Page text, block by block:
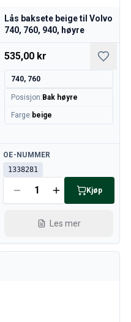
Lås baksete beige til Volvo
740, 760, 940, høyre
535,00 kr
740, 760
Posisjon: Bak høyre
Farge: beige
Tilgjengelig
OE-NUMMER
1338281
Kjøp
Les mer